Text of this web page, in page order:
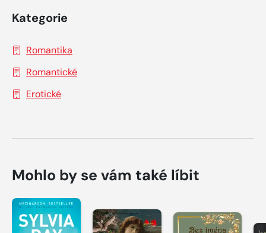
Kategorie
Romantika
Romantické
Erotické
Mohlo by se vám také líbit